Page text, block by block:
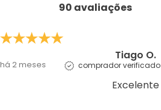
90 avaliações
Tiago O.
há 2 meses comprador verificado
Excelente